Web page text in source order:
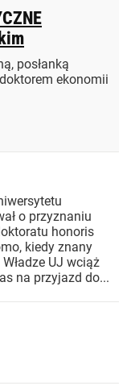
posłanką
ekonomii
o przyznaniu
honoris
kiedy znany
UJ wciąż
na przyjazd do...